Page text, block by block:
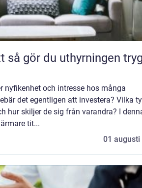
nyfikenhet och intresse hos många
det egentligen att investera? Vilka
hur skiljer de sig från varandra? I
tit...
01 augusti